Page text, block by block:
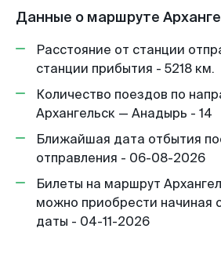
Данные о маршруте
Расстояние от станции
станции прибытия - 5218 км.
Количество поездов по
Архангельск — Анадырь - 14
Ближайшая дата отбытия
отправления - 06-08-2026
Билеты на маршрут
можно приобрести начиная
даты - 04-11-2026